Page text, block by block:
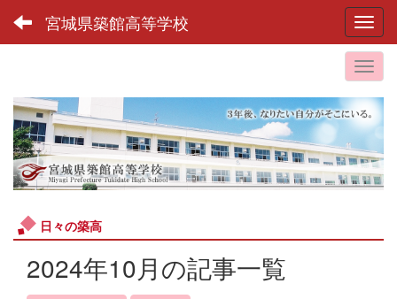
宮城県築館高等学校
日々の築高
2024年10月の記事一覧